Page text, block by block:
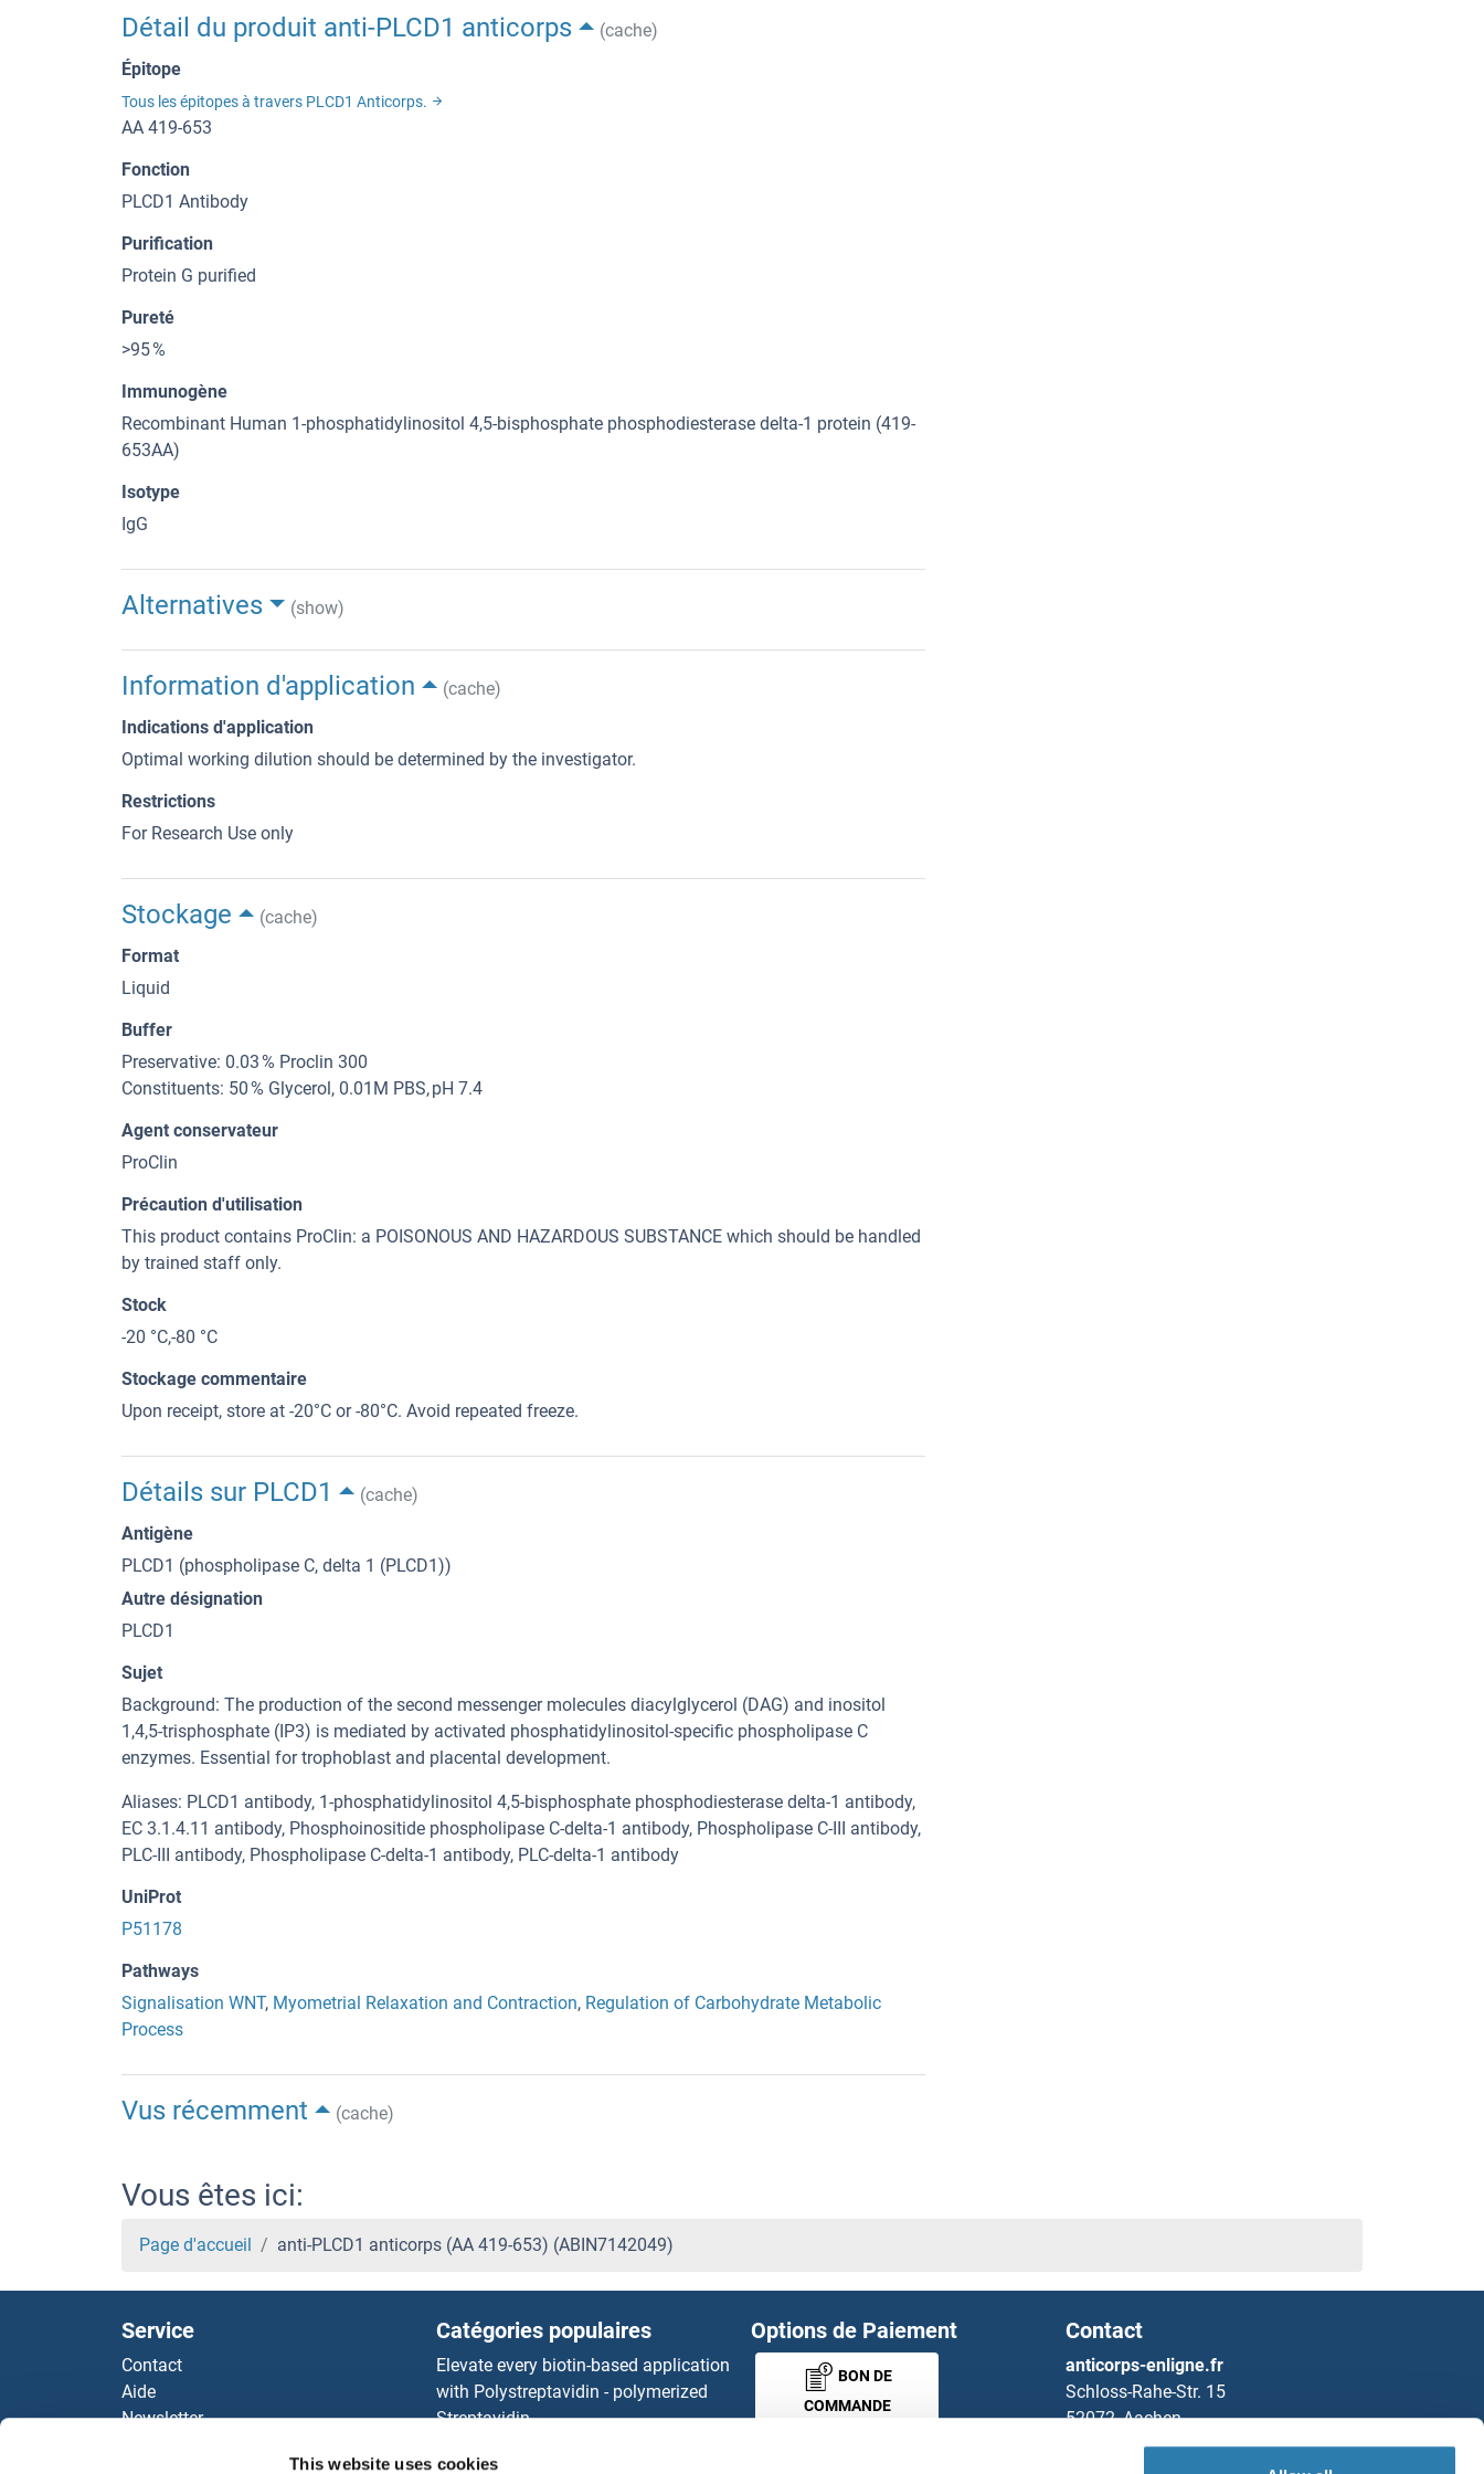
This website uses cookies
Détail du produit anti-PLCD1 anticorps
(cache)
Épitope
Tous les épitopes à travers PLCD1 Anticorps.
AA 419-653
Fonction
PLCD1 Antibody
Purification
Protein G purified
Pureté
>95 %
Immunogène
Recombinant Human 1-phosphatidylinositol 4,5-bisphosphate phosphodiesterase delta-1 protein (419-
653AA)
Isotype
IgG
Alternatives (show)
Information d'application
(cache)
Indications d'application
Optimal working dilution should be determined by the investigator.
Restrictions
For Research Use only
Stockage
(cache)
Format
Liquid
Buffer
Preservative: 0.03 % Proclin 300
Constituents: 50 % Glycerol, 0.01M PBS, pH 7.4
Agent conservateur
ProClin
Précaution d'utilisation
This product contains ProClin: a POISONOUS AND HAZARDOUS SUBSTANCE which should be handled
by trained staff only.
Stock
-20 °C,-80 °C
Stockage commentaire
Upon receipt, store at -20°C or -80°C. Avoid repeated freeze.
Détails sur PLCD1
(cache)
Antigène
PLCD1 (phospholipase C, delta 1 (PLCD1))
Autre désignation
PLCD1
Sujet
Background: The production of the second messenger molecules diacylglycerol (DAG) and inositol
1,4,5-trisphosphate (IP3) is mediated by activated phosphatidylinositol-specific phospholipase C
enzymes. Essential for trophoblast and placental development.
Aliases: PLCD1 antibody, 1-phosphatidylinositol 4,5-bisphosphate phosphodiesterase delta-1 antibody,
EC 3.1.4.11 antibody, Phosphoinositide phospholipase C-delta-1 antibody, Phospholipase C-III antibody,
PLC-III antibody, Phospholipase C-delta-1 antibody, PLC-delta-1 antibody
UniProt
P51178
Pathways
Signalisation WNT, Myometrial Relaxation and Contraction, Regulation of Carbohydrate Metabolic
Process
Vus récemment (cache)
Vous êtes ici:
Page d'accueil anti-PLCD1 anticorps (AA 419-653) (ABIN7142049)
Service
Contact
Aide
Newsletter
Catégories populaires
Elevate every biotin-based application
with Polystreptavidin - polymerized
Streptavidin.
Options de Paiement
BON DE
COMMANDE
Contact
anticorps-enligne.fr
Schloss-Rahe-Str. 15
52072, Aachen
Allemagne